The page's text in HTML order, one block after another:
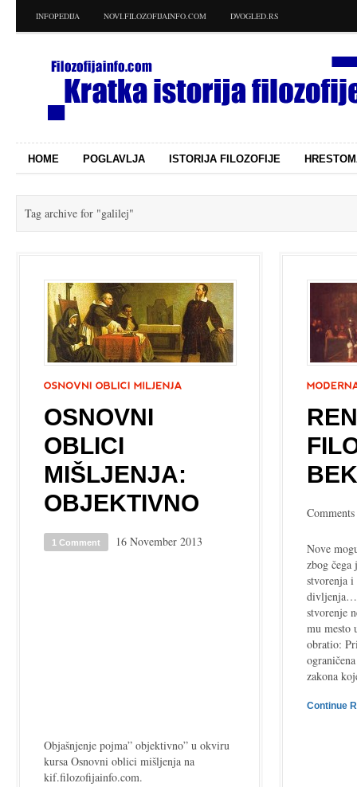
INFOPEDIJA NOVI.FILOZOFIJAINFO.COM DVOGLED.RS
HOME POGLAVLJA ISTORIJA FILOZOFIJE
Tag archive for "galilej"
OSNOVNI
OBLICI
MIŠLJENJA:
OBJEKTIVNO
1 Comment 16 November 2013
Objašnjenje pojma” objektivno” u okviru
kursa Osnovni oblici mišljenja na
kif.filozofijainfo.com.
Nove
zbog čega
stvorenja i
divljenja…
stvorenje
mu mesto
obratio:
zakona
Continue